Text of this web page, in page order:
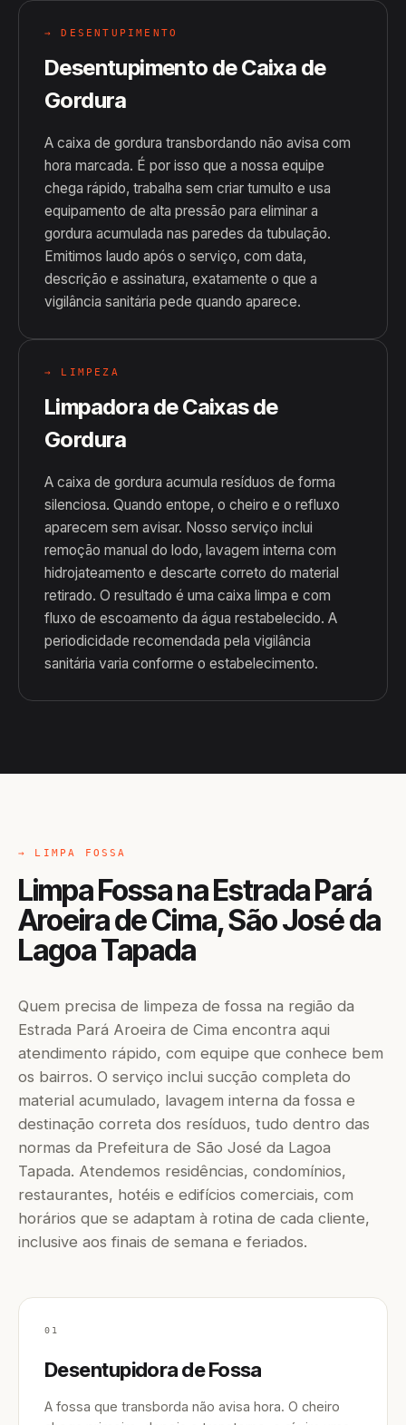
→ DESENTUPIMENTO
Desentupimento de Caixa de
Gordura
A caixa de gordura transbordando não avisa com
hora marcada. É por isso que a nossa equipe
chega rápido, trabalha sem criar tumulto e usa
equipamento de alta pressão para eliminar a
gordura acumulada nas paredes da tubulação.
Emitimos laudo após o serviço, com data,
descrição e assinatura, exatamente o que a
vigilância sanitária pede quando aparece.
→ LIMPEZA
Limpadora de Caixas de
Gordura
A caixa de gordura acumula resíduos de forma
silenciosa. Quando entope, o cheiro e o refluxo
aparecem sem avisar. Nosso serviço inclui
remoção manual do lodo, lavagem interna com
hidrojateamento e descarte correto do material
retirado. O resultado é uma caixa limpa e com
fluxo de escoamento da água restabelecido. A
periodicidade recomendada pela vigilância
sanitária varia conforme o estabelecimento.
→ LIMPA FOSSA
Limpa Fossa na Estrada Pará
Aroeira de Cima, São José da
Lagoa Tapada
Quem precisa de limpeza de fossa na região da
Estrada Pará Aroeira de Cima encontra aqui
atendimento rápido, com equipe que conhece bem
os bairros. O serviço inclui sucção completa do
material acumulado, lavagem interna da fossa e
destinação correta dos resíduos, tudo dentro das
normas da Prefeitura de São José da Lagoa
Tapada. Atendemos residências, condomínios,
restaurantes, hotéis e edifícios comerciais, com
horários que se adaptam à rotina de cada cliente,
inclusive aos finais de semana e feriados.
01
Desentupidora de Fossa
A fossa que transborda não avisa hora. O cheiro